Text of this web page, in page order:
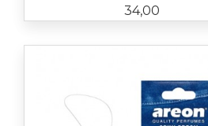
Pris
34,00
KJØP